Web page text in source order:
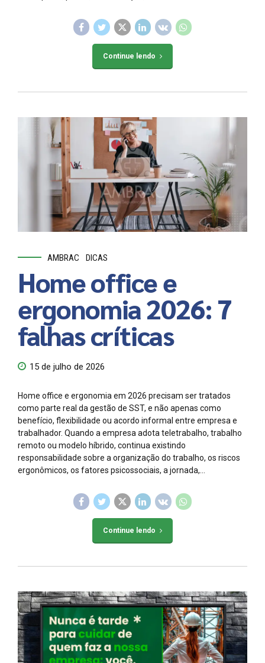
Continue lendo
AMBRAC DICAS
Home office e
ergonomia 2026: 7
falhas críticas
15 de julho de 2026
Home office e ergonomia em 2026 precisam ser tratados
como parte real da gestão de SST, e não apenas como
benefício, flexibilidade ou acordo informal entre empresa e
trabalhador. Quando a empresa adota teletrabalho, trabalho
remoto ou modelo híbrido, continua existindo
responsabilidade sobre a organização do trabalho, os riscos
ergonômicos, os fatores psicossociais, a jornada,...
Continue lendo